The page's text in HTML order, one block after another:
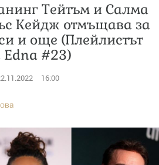
Тейтъм и Салма
Кейдж отмъщава за
и още (Плейлистът
Edna #23)
16:00